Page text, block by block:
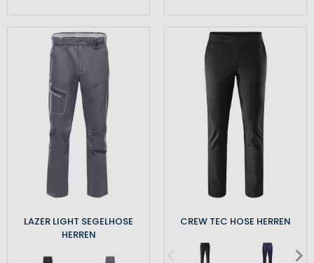
LAZER LIGHT SEGELHOSE
HERREN
CREW TEC HOSE HERREN